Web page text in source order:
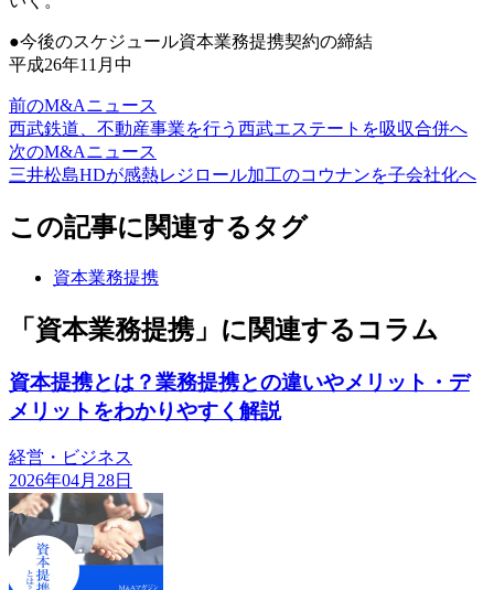
●今後のスケジュール資本業務提携契約の締結
平成26年11月中
前のM&Aニュース
西武鉄道、不動産事業を行う西武エステートを吸収合併へ
次のM&Aニュース
三井松島HDが感熱レジロール加工のコウナンを子会社化へ
この記事に関連するタグ
資本業務提携
「資本業務提携」に関連するコラム
資本提携とは？業務提携との違いやメリット・デ
メリットをわかりやすく解説
経営・ビジネス
2026年04月28日